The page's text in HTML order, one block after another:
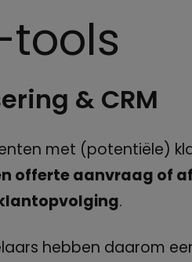
tools
& CRM
met (potentiële)
offerte aanvraag of
.
hebben daarom